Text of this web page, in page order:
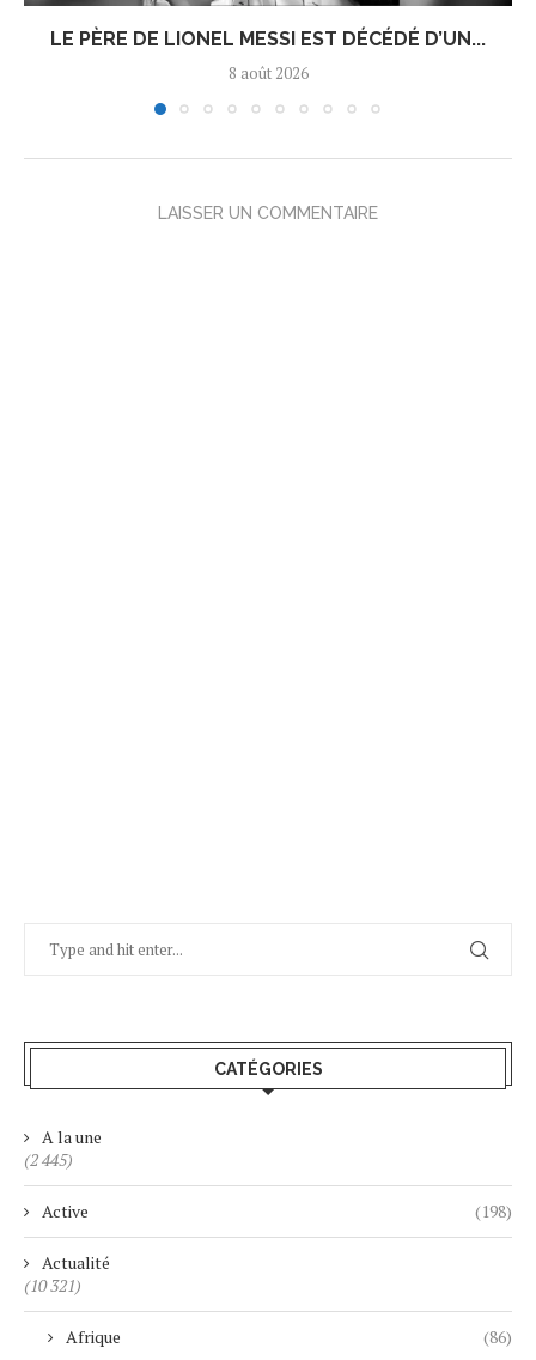
LE PÈRE DE LIONEL MESSI EST DÉCÉDÉ D’UN...
8 août 2026
LAISSER UN COMMENTAIRE
CATÉGORIES
A la une
(2 445)
Active (198)
Actualité
(10 321)
Afrique (86)